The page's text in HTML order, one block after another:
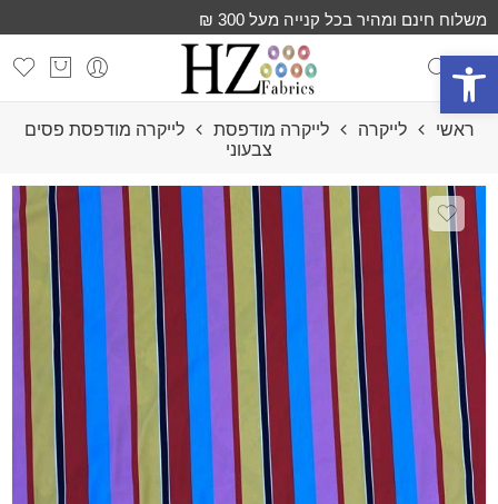
פתח סרגל נגישות
משלוח חינם ומהיר בכל קנייה מעל 300 ₪
ראשי לייקרה לייקרה מודפסת
לייקרה מודפסת פסים
צבעוני